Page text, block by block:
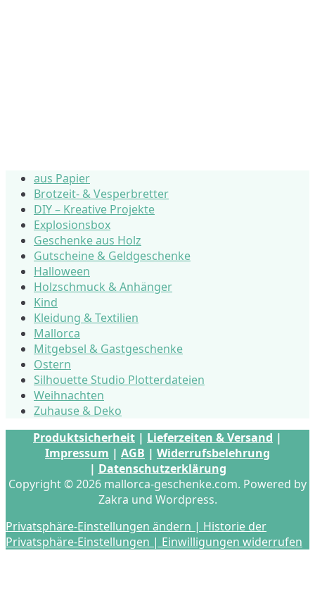
aus Papier
Brotzeit- & Vesperbretter
DIY – Kreative Projekte
Explosionsbox
Geschenke aus Holz
Gutscheine & Geldgeschenke
Halloween
Holzschmuck & Anhänger
Kind
Kleidung & Textilien
Mallorca
Mitgebsel & Gastgeschenke
Ostern
Silhouette Studio Plotterdateien
Weihnachten
Zuhause & Deko
Produktsicherheit | Lieferzeiten & Versand |
Impressum | AGB | Widerrufsbelehrung
| Datenschutzerklärung
Copyright © 2026 mallorca-geschenke.com. Powered by
Zakra und Wordpress.
Privatsphäre-Einstellungen ändern | Historie der
Privatsphäre-Einstellungen | Einwilligungen widerrufen